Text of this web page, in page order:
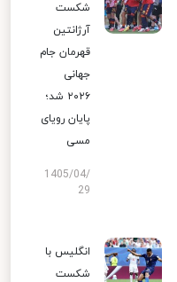
شکست
آرژانتین
قهرمان جام
جهانی
۲۰۲۶ شد؛
پایان رویای
مسی
1405/04/
29
انگلیس با
شکست